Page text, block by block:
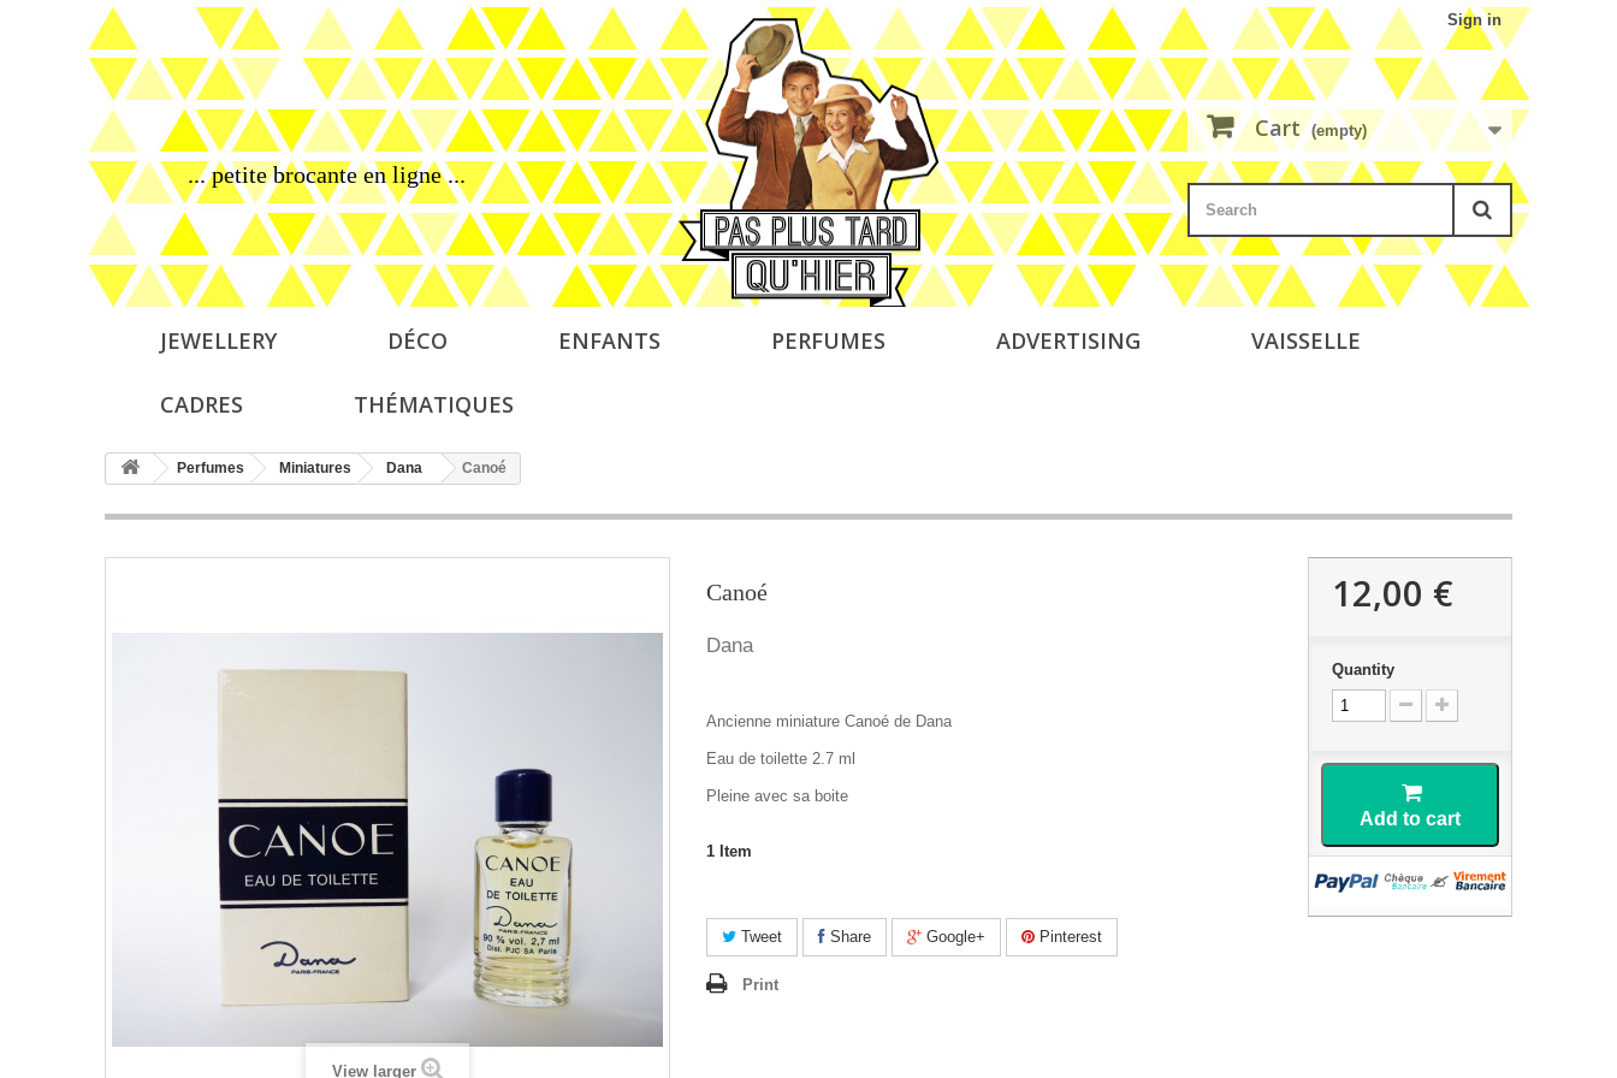
... petite brocante en ligne ...
Sign in
Cart (empty)
JEWELLERY DÉCO ENFANTS PERFUMES ADVERTISING VAISSELLE
CADRES THÉMATIQUES
Perfumes Miniatures Dana Canoé
View larger
Canoé
Dana
Ancienne miniature Canoé de Dana
Eau de toilette 2.7 ml
Pleine avec sa boite
1 Item
Tweet Share Google+ Pinterest
Print
12,00 €
Quantity
Add to cart